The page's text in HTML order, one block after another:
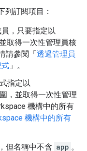
列訂閱項目：
，只要指定以
取得一次性管理員核
請參閱「透過管理員
式 」。
指定以
，並取得一次性管理
機構中的所有
機構中的所有
但名稱中不含 app 。